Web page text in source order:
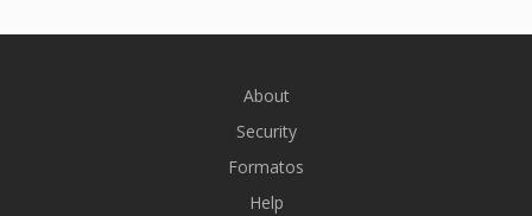
About
Security
Formatos
Help